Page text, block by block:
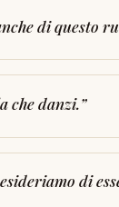
di questo
che danzi.”
di